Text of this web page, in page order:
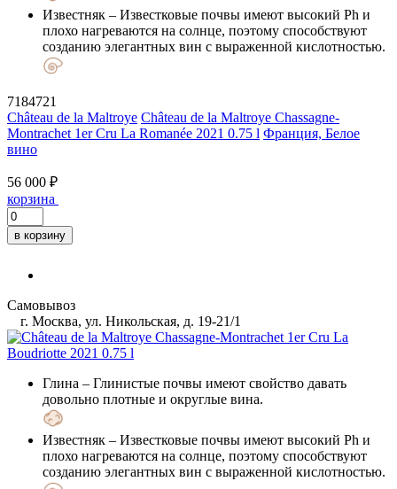
Известняк – Известковые почвы имеют высокий Ph и
плохо нагреваются на солнце, поэтому способствуют
созданию элегантных вин с выраженной кислотностью.
7184721
Château de la Maltroye Château de la Maltroye Chassagne-
Montrachet 1er Cru La Romanée 2021 0.75 l Франция, Белое
вино
56 000 ₽
корзина
в корзину
Самовывоз
г. Москва, ул. Никольская, д. 19-21/1
Глина – Глинистые почвы имеют свойство давать
довольно плотные и округлые вина.
Известняк – Известковые почвы имеют высокий Ph и
плохо нагреваются на солнце, поэтому способствуют
созданию элегантных вин с выраженной кислотностью.